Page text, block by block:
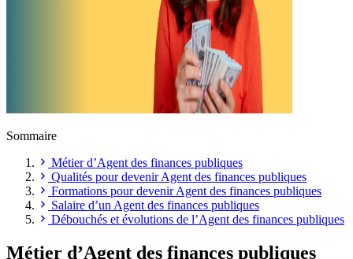
Sommaire
Métier d’Agent des finances publiques
Qualités pour devenir Agent des finances publiques
Formations pour devenir Agent des finances publiques
Salaire d’un Agent des finances publiques
Débouchés et évolutions de l’Agent des finances publiques
Métier d’Agent des finances publiques